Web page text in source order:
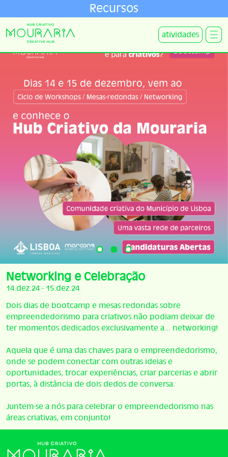
Recursos
atividades
Networking e Celebração
14.dez.24 - 15.dez.24
Dois dias de bootcamp e mesas redondas sobre
empreendedorismo para criativos não podiam deixar de
ter momentos dedicados exclusivamente a... networking!
Aquela que é uma das chaves para o empreendedorismo,
onde se podem conectar com outras ideias e
oportunidades, trocar experiências, criar parcerias e abrir
portas, à distância de dois dedos de conversa.
Juntem-se a nós para celebrar o empreendedorismo nas
áreas criativas, em conjunto!